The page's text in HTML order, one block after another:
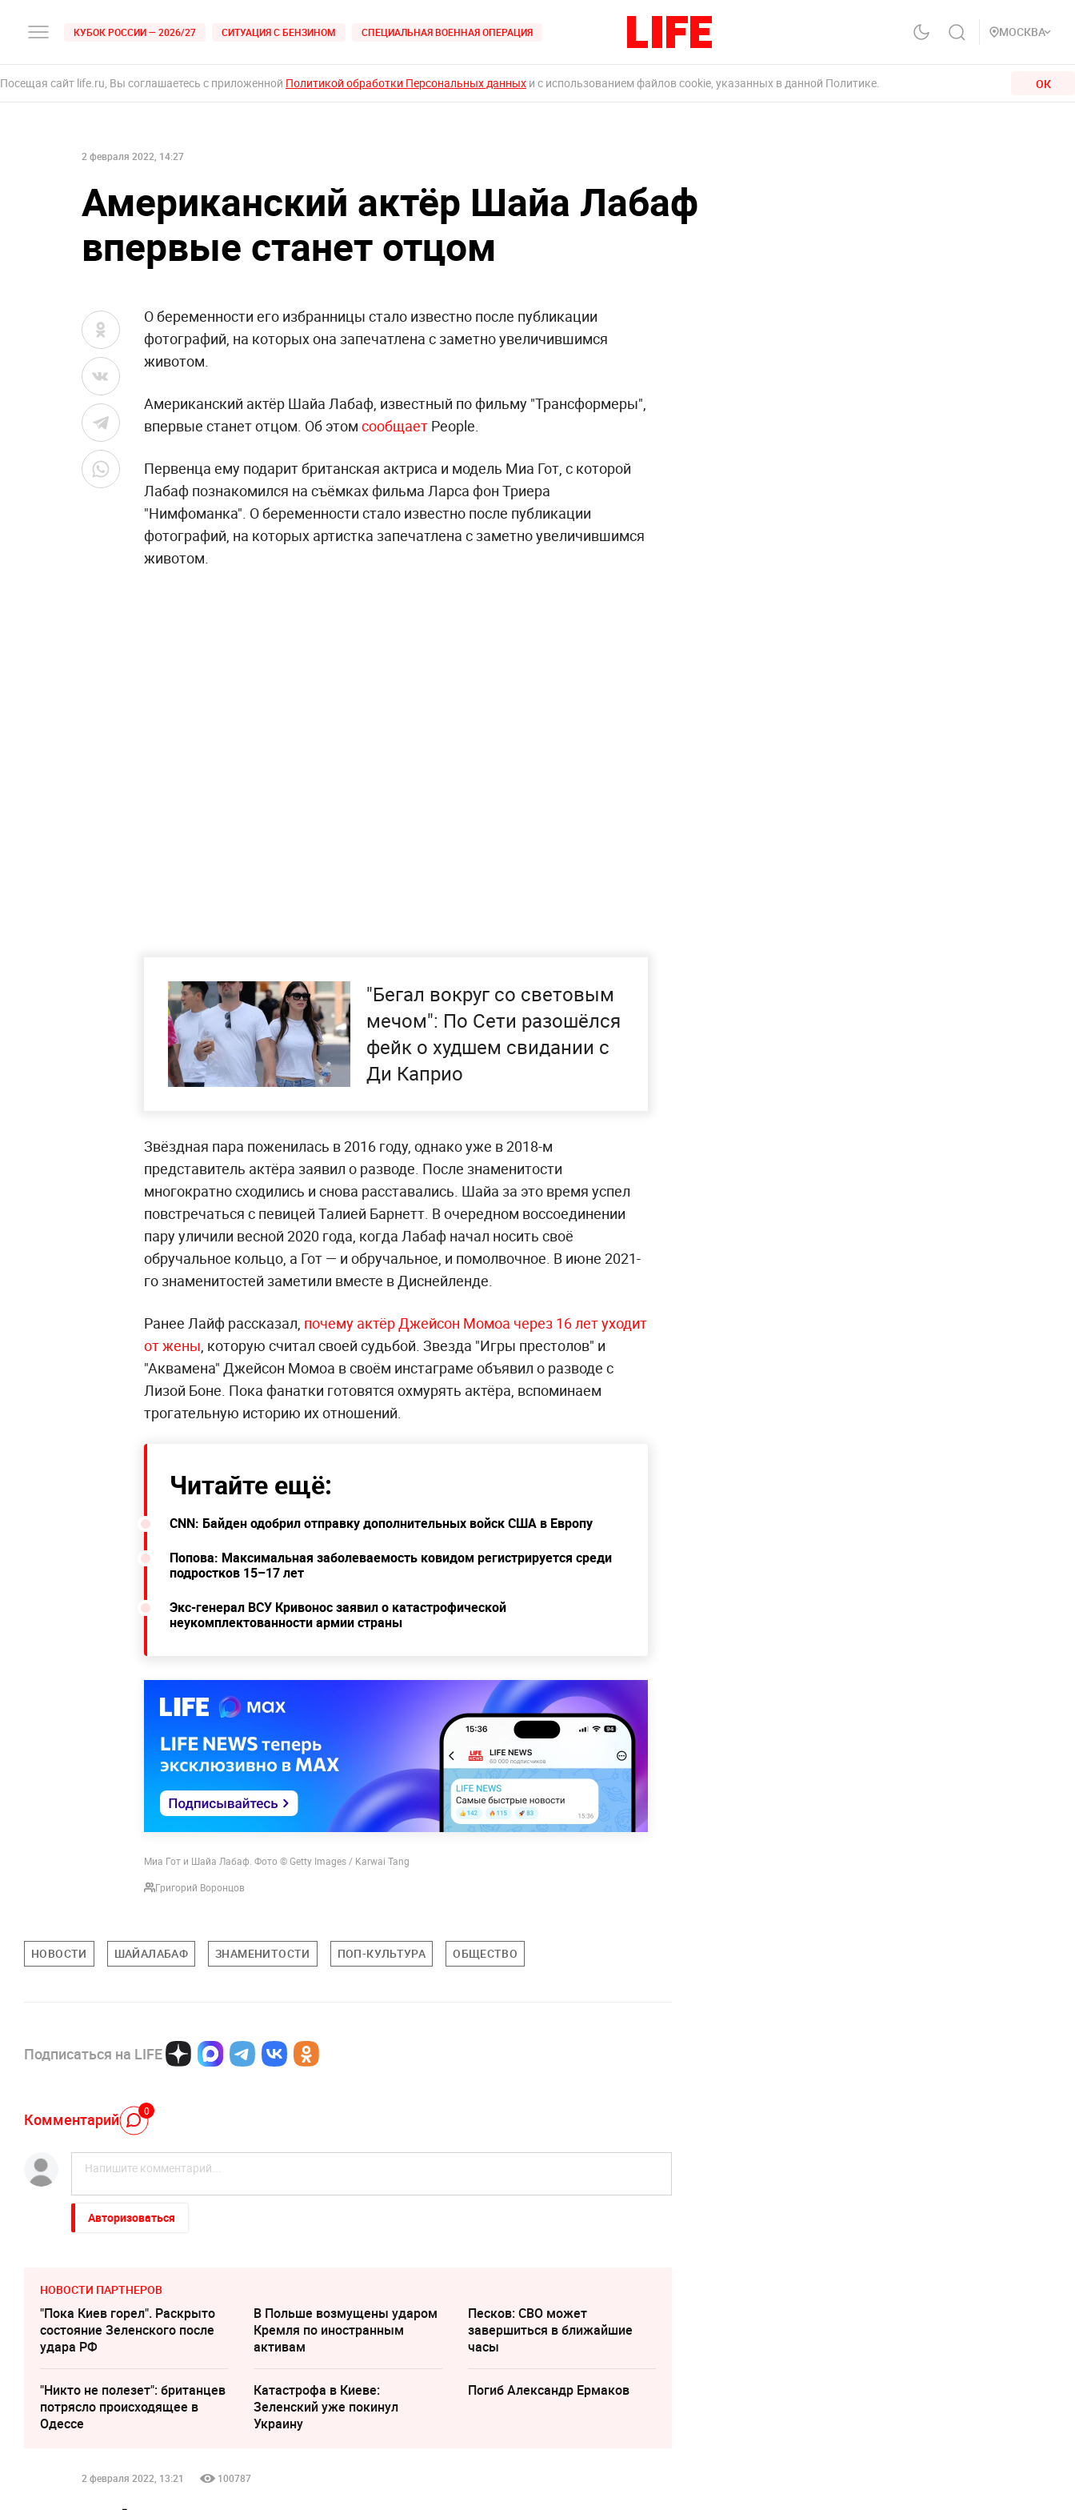
КУБОК РОССИИ — 2026/27 СИТУАЦИЯ С БЕНЗИНОМ СПЕЦИАЛЬНАЯ ВОЕННАЯ ОПЕРАЦИЯ МОСКВА
Посещая сайт life.ru, Вы соглашаетесь с приложенной Политикой обработки Персональных данных и с использованием файлов cookie, указанных в данной Политике. ОК
2 февраля 2022, 14:27
Американский актёр Шайа Лабаф
впервые станет отцом
О беременности его избранницы стало известно после публикации
фотографий, на которых она запечатлена с заметно увеличившимся
животом.
Американский актёр Шайа Лабаф, известный по фильму "Трансформеры",
впервые станет отцом. Об этом сообщает People.
Первенца ему подарит британская актриса и модель Миа Гот, с которой
Лабаф познакомился на съёмках фильма Ларса фон Триера
"Нимфоманка". О беременности стало известно после публикации
фотографий, на которых артистка запечатлена с заметно увеличившимся
животом.
"Бегал вокруг со световым
мечом": По Сети разошёлся
фейк о худшем свидании с
Ди Каприо
Звёздная пара поженилась в 2016 году, однако уже в 2018-м
представитель актёра заявил о разводе. После знаменитости
многократно сходились и снова расставались. Шайа за это время успел
повстречаться с певицей Талией Барнетт. В очередном воссоединении
пару уличили весной 2020 года, когда Лабаф начал носить своё
обручальное кольцо, а Гот — и обручальное, и помолвочное. В июне 2021-
го знаменитостей заметили вместе в Диснейленде.
Ранее Лайф рассказал, почему актёр Джейсон Момоа через 16 лет уходит
от жены, которую считал своей судьбой. Звезда "Игры престолов" и
"Аквамена" Джейсон Момоа в своём инстаграме объявил о разводе с
Лизой Боне. Пока фанатки готовятся охмурять актёра, вспоминаем
трогательную историю их отношений.
Читайте ещё:
CNN: Байден одобрил отправку дополнительных войск США в Европу
Попова: Максимальная заболеваемость ковидом регистрируется среди
подростков 15–17 лет
Экс-генерал ВСУ Кривонос заявил о катастрофической
неукомплектованности армии страны
Миа Гот и Шайа Лабаф. Фото © Getty Images / Karwai Tang
Григорий Воронцов
НОВОСТИ ШАЙАЛАБАФ ЗНАМЕНИТОСТИ ПОП-КУЛЬТУРА ОБЩЕСТВО
Подписаться на LIFE
Комментарий 0
Авторизоваться
НОВОСТИ ПАРТНЕРОВ
"Пока Киев горел". Раскрыто
состояние Зеленского после
удара РФ
В Польше возмущены ударом
Кремля по иностранным
активам
Песков: СВО может
завершиться в ближайшие
часы
"Никто не полезет": британцев
потрясло происходящее в
Одессе
Катастрофа в Киеве:
Зеленский уже покинул
Украину
Погиб Александр Ермаков
2 февраля 2022, 13:21 100787